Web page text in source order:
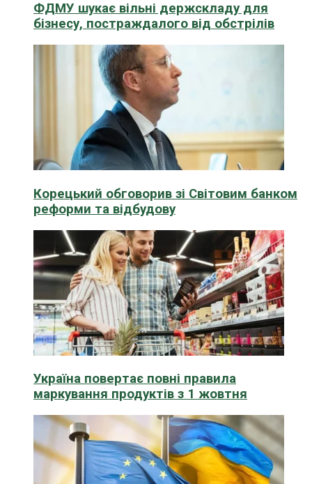
ФДМУ шукає вільні держскладу для
бізнесу, постраждалого від обстрілів
Корецький обговорив зі Світовим банком
реформи та відбудову
Україна повертає повні правила
маркування продуктів з 1 жовтня